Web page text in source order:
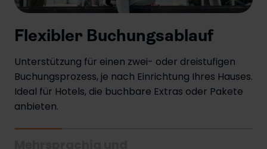
Flexibler Buchungsablauf
Unterstützung für einen zwei- oder dreistufigen
Buchungsprozess, je nach Einrichtung Ihres Hauses.
Ideal für Hotels, die buchbare Extras oder Pakete
anbieten.